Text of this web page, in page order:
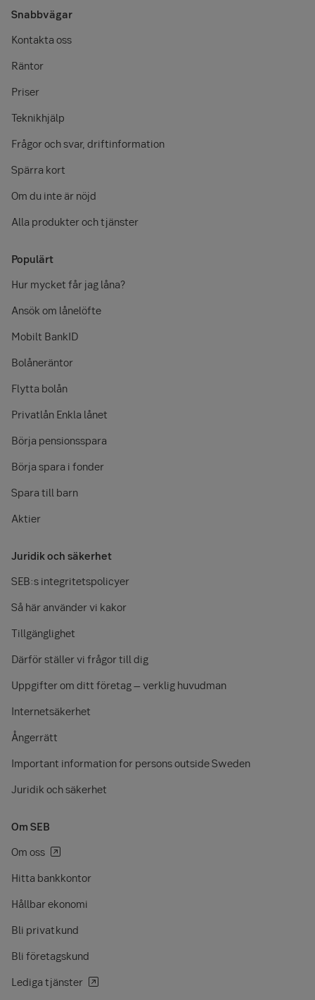
Snabbvägar
Kontakta oss
Räntor
Priser
Teknikhjälp
Frågor och svar, driftinformation
Spärra kort
Om du inte är nöjd
Alla produkter och tjänster
Populärt
Hur mycket får jag låna?
Ansök om lånelöfte
Mobilt BankID
Bolåneräntor
Flytta bolån
Privatlån Enkla lånet
Börja pensionsspara
Börja spara i fonder
Spara till barn
Aktier
Juridik och säkerhet
SEB:s integritetspolicyer
Så här använder vi kakor
Tillgänglighet
Därför ställer vi frågor till dig
Uppgifter om ditt företag – verklig huvudman
Internetsäkerhet
Ångerrätt
Important information for persons outside Sweden
Juridik och säkerhet
Om SEB
Om oss
Hitta bankkontor
Hållbar ekonomi
Bli privatkund
Bli företagskund
Lediga tjänster